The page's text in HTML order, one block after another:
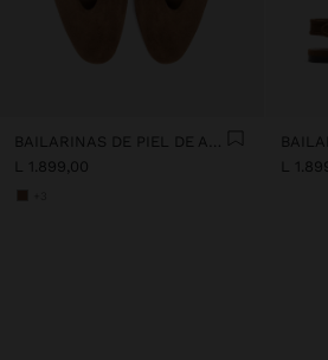
L 1.899,00
L